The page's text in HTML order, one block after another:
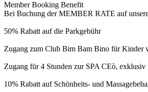
Member Booking Benefit
Bei Buchung der MEMBER RATE auf
50% Rabatt auf die Parkgebühr
Zugang zum Club Bim Bam Bino für Kinder
Zugang für 4 Stunden zur SPA CEò,
10% Rabatt auf Schönheits- und